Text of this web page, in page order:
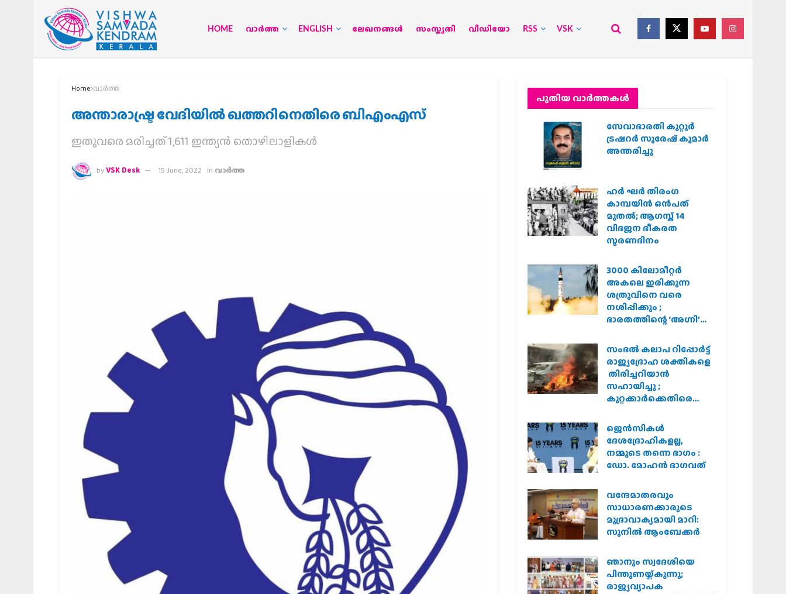
HOME വാര്‍ത്ത ENGLISH ലേഖനങ്ങള്‍ സംസ്കൃതി വീഡിയോ RSS VSK
Home വാര്‍ത്ത
അന്താരാഷ്ട്ര വേദിയില്‍ ഖത്തറിനെതിരെ ബിഎംഎസ്
ഇതുവരെ മരിച്ചത് 1,611 ഇന്ത്യന്‍ തൊഴിലാളികള്‍
byVSK Desk 15 June, 2022 in വാര്‍ത്ത
പുതിയ വാര്‍ത്തകള്‍
സേവാഭാരതി കുറ്റൂർ
ട്രഷറർ സുരേഷ് കുമാർ
അന്തരിച്ചു
ഹര്‍ ഘര്‍ തിരംഗ
കാമ്പയിന്‍ ഒന്‍പത്
മുതല്‍; ആഗസ്ത് 14
വിഭജന ഭീകരത
സ്മരണദിനം
3000 കിലോമീറ്റർ
അകലെ ഇരിക്കുന്ന
ശത്രുവിനെ വരെ
നശിപ്പിക്കും ;
ഭാരതത്തിന്റെ ‘അഗ്നി’
സംഭൽ കലാപ റിപ്പോർട്ട്
രാജ്യദ്രോഹ ശക്തികളെ
തിരിച്ചറിയാൻ
സഹായിച്ചു ;
കുറ്റക്കാർക്കെതിരെ
വേണമെന്ന് വിശ്വഹിന്ദു
പരിഷത്ത്
ജെന്‍സികള്‍
ദേശദ്രോഹികളല്ല,
നമ്മുടെ തന്നെ ഭാഗം :
ഡോ. മോഹന്‍ ഭാഗവത്
വന്ദേമാതരവും
സാധാരണക്കാരുടെ
മുദ്രാവാക്യമായി മാറി:
സുനിൽ ആംബേക്കർ
ഞാനും സ്വദേശിയെ
പിന്തുണയ്ക്കുന്നു;
രാജ്യവ്യാപക